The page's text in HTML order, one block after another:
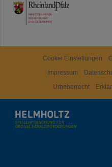
TMWWDG
Cookie Einstellungen
Impressum
Urheberrecht